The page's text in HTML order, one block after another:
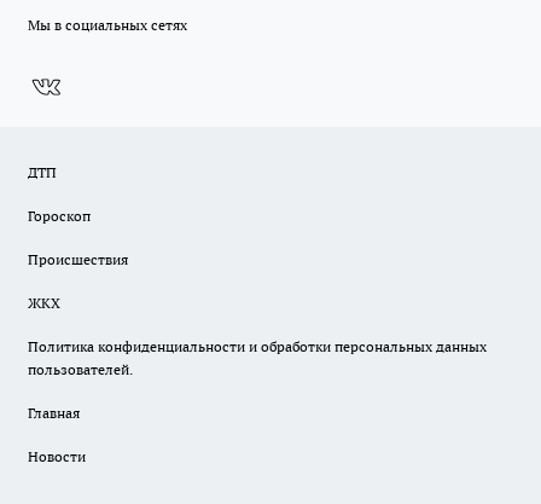
Мы в социальных сетях
ДТП
Гороскоп
Происшествия
ЖКХ
Политика конфиденциальности и обработки персональных данных
пользователей.
Главная
Новости